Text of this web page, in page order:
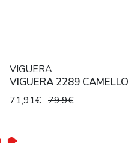
VIGUERA
VIGUERA 2289 CAMELLO
71,91€ 79,9€